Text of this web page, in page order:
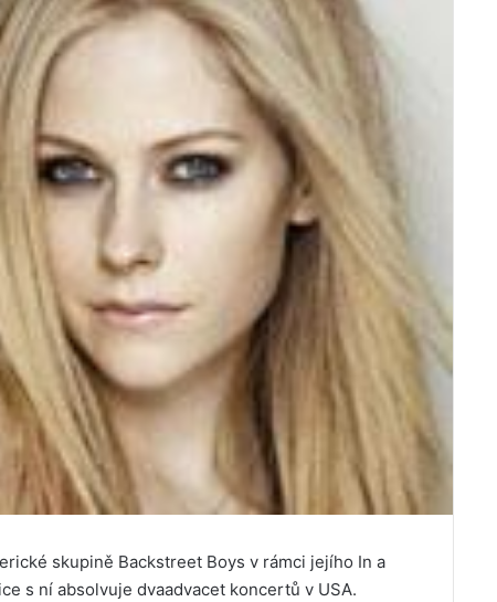
skupině Backstreet Boys v rámci jejího In a
s ní absolvuje dvaadvacet koncertů v USA.